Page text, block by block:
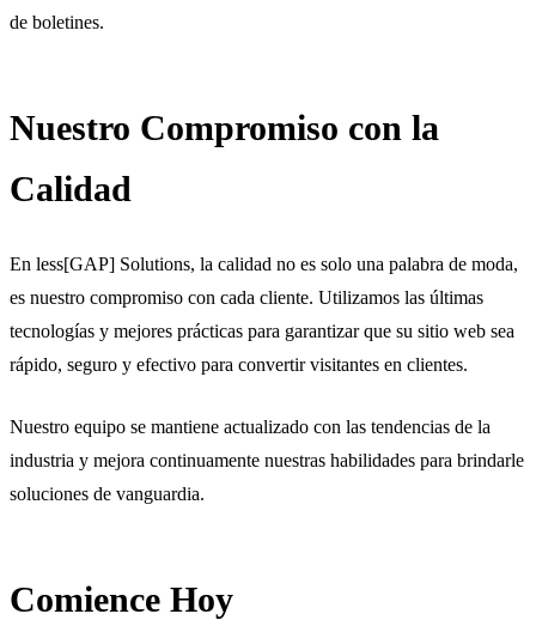
de boletines.
Nuestro Compromiso con la
Calidad
En less[GAP] Solutions, la calidad no es solo una palabra de moda,
es nuestro compromiso con cada cliente. Utilizamos las últimas
tecnologías y mejores prácticas para garantizar que su sitio web sea
rápido, seguro y efectivo para convertir visitantes en clientes.
Nuestro equipo se mantiene actualizado con las tendencias de la
industria y mejora continuamente nuestras habilidades para brindarle
soluciones de vanguardia.
Comience Hoy